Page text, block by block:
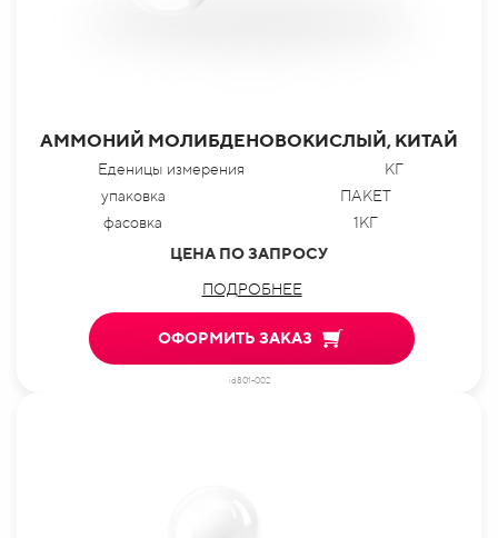
АММОНИЙ МОЛИБДЕНОВОКИСЛЫЙ, КИТАЙ
Еденицы измерения
КГ
упаковка
ПАКЕТ
фасовка
1КГ
ЦЕНА ПО ЗАПРОСУ
ПОДРОБНЕЕ
ОФОРМИТЬ ЗАКАЗ
id801-002